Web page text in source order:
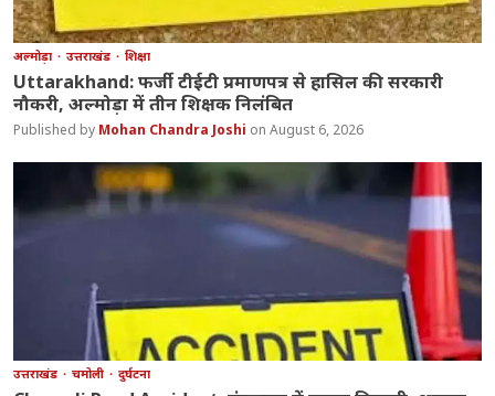
अल्मोड़ा उत्तराखंड शिक्षा
Uttarakhand: फर्जी टीईटी प्रमाणपत्र से हासिल की सरकारी
नौकरी, अल्मोड़ा में तीन शिक्षक निलंबित
Mohan Chandra Joshi August 6, 2026
उत्तराखंड चमोली दुर्घटना